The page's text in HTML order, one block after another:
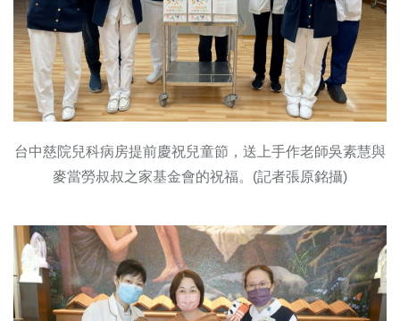
台中慈院兒科病房提前慶祝兒童節，送上手作老師吳素慧與
麥當勞叔叔之家基金會的祝福。(記者張原銘攝)